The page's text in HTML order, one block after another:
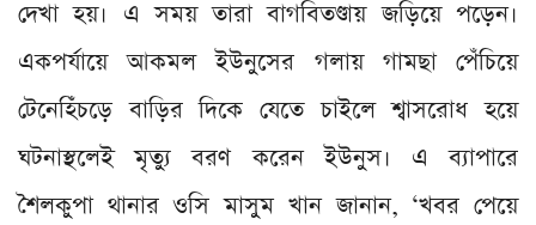
দেখা হয়। এ সময় তারা বাগবিতণ্ডায় জড়িয়ে পড়েন।
একপর্যায়ে আকমল ইউনুসের গলায় গামছা পেঁচিয়ে
টেনেহিঁচড়ে বাড়ির দিকে যেতে চাইলে শ্বাসরোধ হয়ে
ঘটনাস্থলেই মৃত্যু বরণ করেন ইউনুস। এ ব্যাপারে
শৈলকুপা থানার ওসি মাসুম খান জানান, ‘খবর পেয়ে